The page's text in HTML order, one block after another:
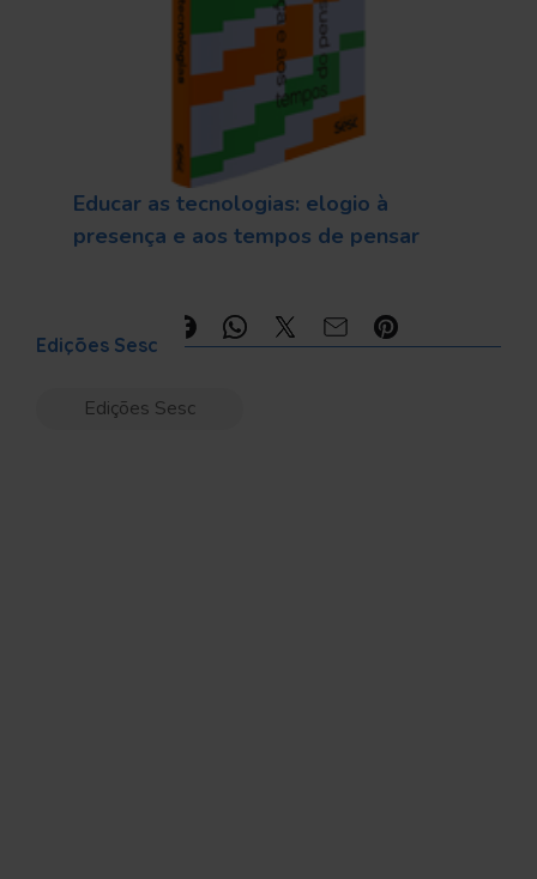
Educar as tecnologias: elogio à
presença e aos tempos de pensar
Edições Sesc
Edições Sesc